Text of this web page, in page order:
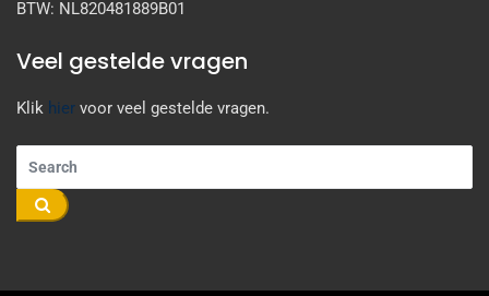
BTW: NL820481889B01
Veel gestelde vragen
Klik hier voor veel gestelde vragen.